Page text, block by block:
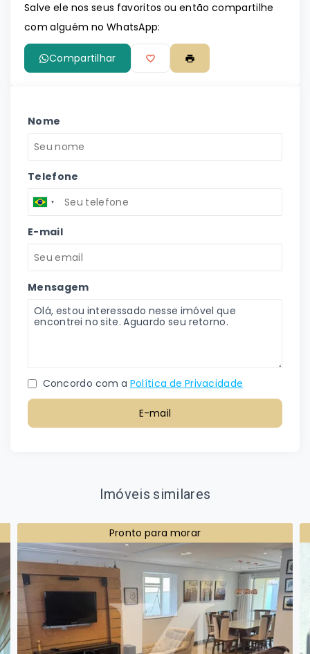
Salve ele nos seus favoritos ou então compartilhe
com alguém no WhatsApp:
Compartilhar
Nome
Telefone
E-mail
Mensagem
Concordo com a Política de Privacidade
E-mail
Imóveis similares
Pronto para morar